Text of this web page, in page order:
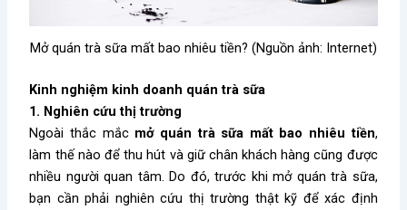
Mở quán trà sữa mất bao nhiêu tiền? (Nguồn ảnh: Internet)
Kinh nghiệm kinh doanh quán trà sữa
1. Nghiên cứu thị trường
Ngoài thắc mắc mở quán trà sữa mất bao nhiêu tiền,
làm thế nào để thu hút và giữ chân khách hàng cũng được
nhiều người quan tâm. Do đó, trước khi mở quán trà sữa,
bạn cần phải nghiên cứu thị trường thật kỹ để xác định